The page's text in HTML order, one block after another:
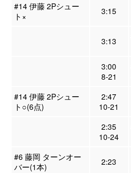
#14 伊藤 2Pシュー
ト×
3:15
3:13
3:00
8-21
#14 伊藤 2Pシュー
ト○(6点)
2:47
10-21
2:35
10-24
#6 藤岡 ターンオー
バー(1本)
2:23